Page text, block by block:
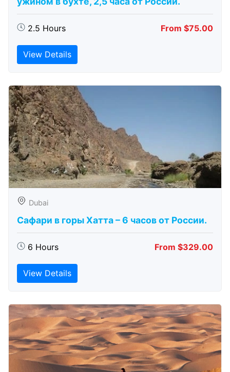
2.5 Hours From $75.00
View Details
Dubai
Сафари в горы Хатта – 6 часов от России.
6 Hours From $329.00
View Details